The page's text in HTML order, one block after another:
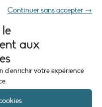
aux
d'enrichir votre expérience
Continuer sans accepter →